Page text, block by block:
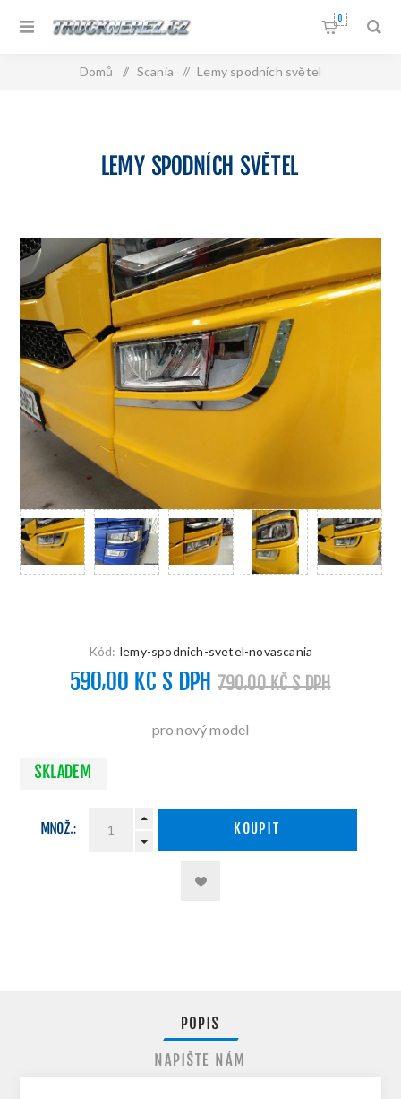
0
Domů / Scania / Lemy spodních světel
LEMY SPODNÍCH SVĚTEL
Kód: lemy-spodnich-svetel-novascania
590,00 KČ S DPH 790,00 KČ S DPH
pro nový model
SKLADEM
MNOŽ.: KOUPIT
POPIS
NAPIŠTE NÁM